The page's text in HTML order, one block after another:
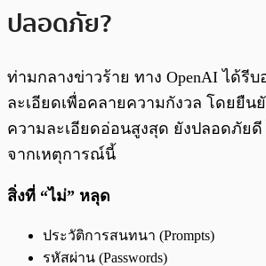
ปลอดภัย?
ท่ามกลางข่าวร้าย ทาง OpenAI ได้รี
ละเอียดเพื่อคลายความกังวล โดยยืน
ความละเอียดอ่อนสูงสุด ยังปลอดภัย
จากเหตุการณ์นี้
สิ่งที่ “ไม่” หลุด
ประวัติการสนทนา (Prompts)
รหัสผ่าน (Passwords)